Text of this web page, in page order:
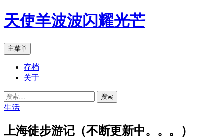
跳
至
文
天使羊波波闪耀光芒
搜
索
主菜单
存档
关于
搜
索：
生活
上海徒步游记（不断更新中。。。）